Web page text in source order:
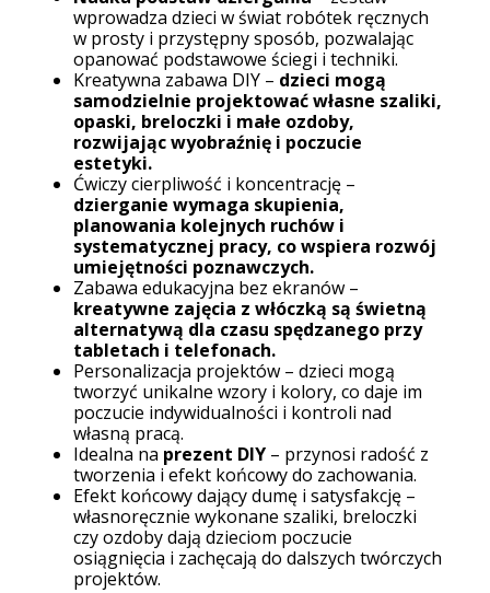
wprowadza dzieci w świat robótek ręcznych
w prosty i przystępny sposób, pozwalając
opanować podstawowe ściegi i techniki.
Kreatywna zabawa DIY – dzieci mogą
samodzielnie projektować własne szaliki,
opaski, breloczki i małe ozdoby,
rozwijając wyobraźnię i poczucie
estetyki.
Ćwiczy cierpliwość i koncentrację –
dzierganie wymaga skupienia,
planowania kolejnych ruchów i
systematycznej pracy, co wspiera rozwój
umiejętności poznawczych.
Zabawa edukacyjna bez ekranów –
kreatywne zajęcia z włóczką są świetną
alternatywą dla czasu spędzanego przy
tabletach i telefonach.
Personalizacja projektów – dzieci mogą
tworzyć unikalne wzory i kolory, co daje im
poczucie indywidualności i kontroli nad
własną pracą.
Idealna na prezent DIY – przynosi radość z
tworzenia i efekt końcowy do zachowania.
Efekt końcowy dający dumę i satysfakcję –
własnoręcznie wykonane szaliki, breloczki
czy ozdoby dają dzieciom poczucie
osiągnięcia i zachęcają do dalszych twórczych
projektów.